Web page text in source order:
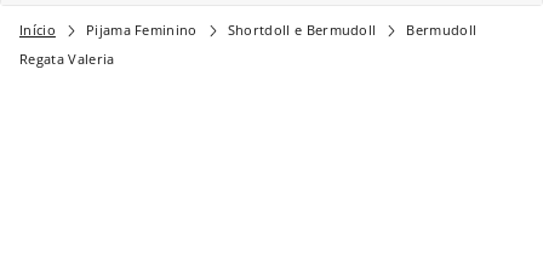
Pijama Feminino Shortdoll e Bermudoll
Bermudoll
Regata Valeria
Termos mais buscados